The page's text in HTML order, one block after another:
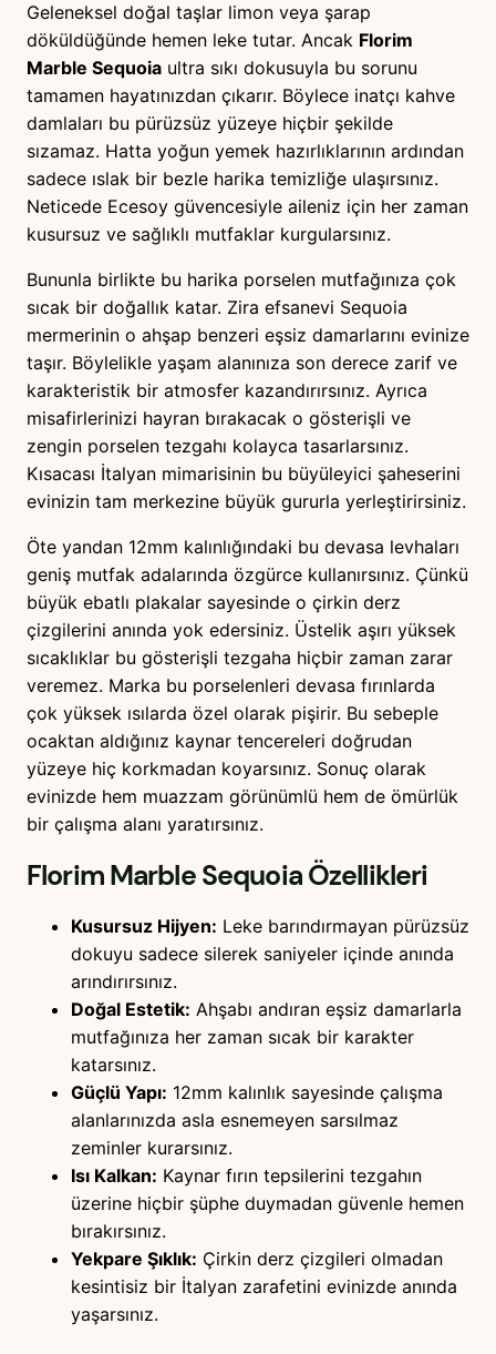
Geleneksel doğal taşlar limon veya şarap
döküldüğünde hemen leke tutar. Ancak Florim
Marble Sequoia ultra sıkı dokusuyla bu sorunu
tamamen hayatınızdan çıkarır. Böylece inatçı kahve
damlaları bu pürüzsüz yüzeye hiçbir şekilde
sızamaz. Hatta yoğun yemek hazırlıklarının ardından
sadece ıslak bir bezle harika temizliğe ulaşırsınız.
Neticede Ecesoy güvencesiyle aileniz için her zaman
kusursuz ve sağlıklı mutfaklar kurgularsınız.
Bununla birlikte bu harika porselen mutfağınıza çok
sıcak bir doğallık katar. Zira efsanevi Sequoia
mermerinin o ahşap benzeri eşsiz damarlarını evinize
taşır. Böylelikle yaşam alanınıza son derece zarif ve
karakteristik bir atmosfer kazandırırsınız. Ayrıca
misafirlerinizi hayran bırakacak o gösterişli ve
zengin porselen tezgahı kolayca tasarlarsınız.
Kısacası İtalyan mimarisinin bu büyüleyici şaheserini
evinizin tam merkezine büyük gururla yerleştirirsiniz.
Öte yandan 12mm kalınlığındaki bu devasa levhaları
geniş mutfak adalarında özgürce kullanırsınız. Çünkü
büyük ebatlı plakalar sayesinde o çirkin derz
çizgilerini anında yok edersiniz. Üstelik aşırı yüksek
sıcaklıklar bu gösterişli tezgaha hiçbir zaman zarar
veremez. Marka bu porselenleri devasa fırınlarda
çok yüksek ısılarda özel olarak pişirir. Bu sebeple
ocaktan aldığınız kaynar tencereleri doğrudan
yüzeye hiç korkmadan koyarsınız. Sonuç olarak
evinizde hem muazzam görünümlü hem de ömürlük
bir çalışma alanı yaratırsınız.
Florim Marble SequoiaÖzellikleri
Kusursuz Hijyen: Leke barındırmayan pürüzsüz
dokuyu sadece silerek saniyeler içinde anında
arındırırsınız.
Doğal Estetik: Ahşabı andıran eşsiz damarlarla
mutfağınıza her zaman sıcak bir karakter
katarsınız.
Güçlü Yapı: 12mm kalınlık sayesinde çalışma
alanlarınızda asla esnemeyen sarsılmaz
zeminler kurarsınız.
Isı Kalkan: Kaynar fırın tepsilerini tezgahın
üzerine hiçbir şüphe duymadan güvenle hemen
bırakırsınız.
Yekpare Şıklık: Çirkin derz çizgileri olmadan
kesintisiz bir İtalyan zarafetini evinizde anında
yaşarsınız.